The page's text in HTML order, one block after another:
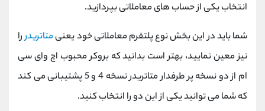
انتخاب یکی از حساب های معاملاتی بپردازید.
شما باید در این بخش نوع پلتفرم معاملاتی خود یعنیمتاتریدررا
نیز معین نمایید، بهتر است بدانید که بروکر محبوب اچ وای سی
ام از دو نسخه پر طرفدار متاتریدر نسخه 4 و 5 پشتیبانی می کند
که شما می توانید یکی از این دو را انتخاب کنید.